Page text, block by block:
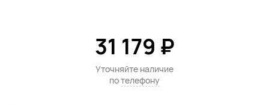
31 179 ₽
Уточняйте наличие
потелефону